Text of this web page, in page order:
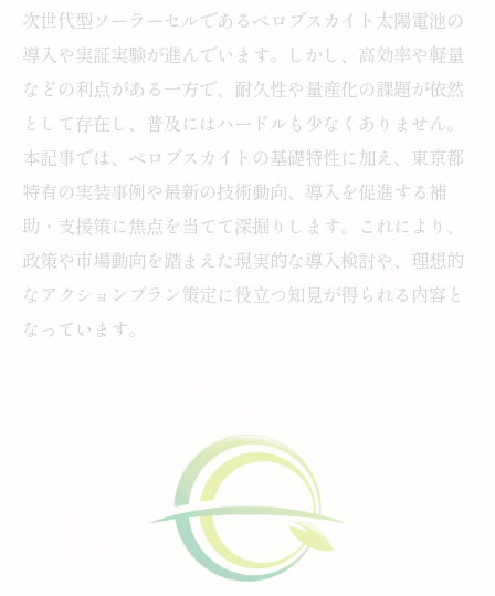
次世代型ソーラーセルであるペロブスカイト太陽電池の
導入や実証実験が進んでいます。しかし、高効率や軽量
などの利点がある一方で、耐久性や量産化の課題が依然
として存在し、普及にはハードルも少なくありません。
本記事では、ペロブスカイトの基礎特性に加え、東京都
特有の実装事例や最新の技術動向、導入を促進する補
助・支援策に焦点を当てて深掘りします。これにより、
政策や市場動向を踏まえた現実的な導入検討や、理想的
なアクションプラン策定に役立つ知見が得られる内容と
なっています。